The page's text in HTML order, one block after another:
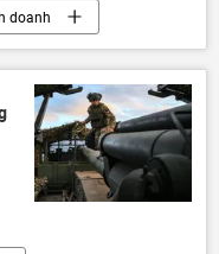
doanh
luật